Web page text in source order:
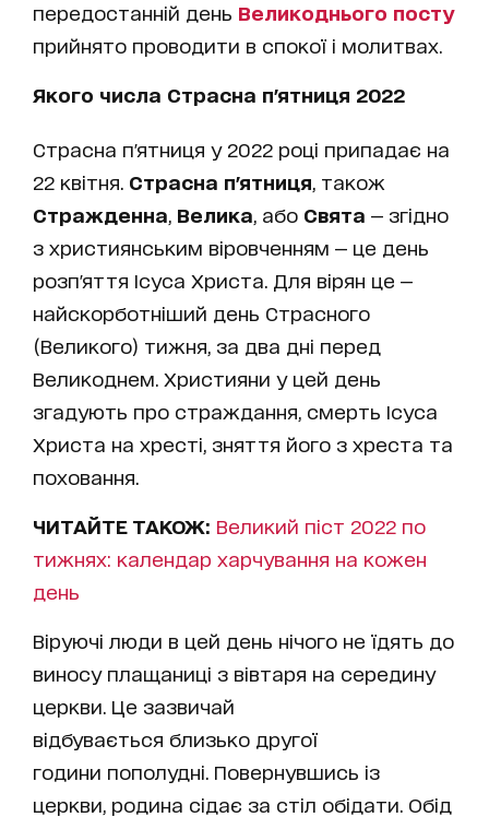
передостанній день Великоднього посту
прийнято проводити в спокої і молитвах.
Якого числа Страсна п'ятниця 2022
Страсна п'ятниця у 2022 році припадає на
22 квітня. Страсна п'ятниця , також
Стражденна Велика , або Свята — згідно
з християнським віровченням — це день
розп'яття Ісуса Христа. Для вірян це —
найскорботніший день Страсного
(Великого) тижня, за два дні перед
Великоднем. Християни у цей день
згадують про страждання, смерть Ісуса
Христа на хресті, зняття його з хреста та
поховання.
ЧИТАЙТЕ ТАКОЖ: Великий піст 2022 по
тижнях: календар харчування на кожен
день
Віруючі люди в цей день нічого не їдять до
виносу плащаниці з вівтаря на середину
церкви. Це зазвичай
відбувається близько другої
години пополудні. Повернувшись із
церкви, родина сідає за стіл обідати. Обід